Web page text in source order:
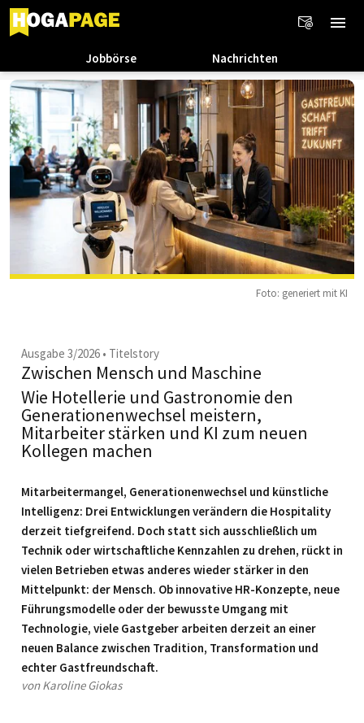
Jobbörse Nachrichten
Foto: generiert mit KI
Ausgabe 3/2026 • Titelstory
Zwischen Mensch und Maschine
Wie Hotellerie und Gastronomie den
Generationenwechsel meistern,
Mitarbeiter stärken und KI zum neuen
Kollegen machen
Mitarbeitermangel, Generationenwechsel und künstliche
Intelligenz: Drei Entwicklungen verändern die Hospitality
derzeit tiefgreifend. Doch statt sich ausschließlich um
Technik oder wirtschaftliche Kennzahlen zu drehen, rückt in
vielen Betrieben etwas anderes wieder stärker in den
Mittelpunkt: der Mensch. Ob innovative HR-Konzepte, neue
Führungsmodelle oder der bewusste Umgang mit
Technologie, viele Gastgeber arbeiten derzeit an einer
neuen Balance zwischen Tradition, Transformation und
echter Gastfreundschaft.
von Karoline Giokas